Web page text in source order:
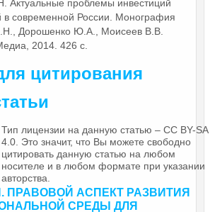
Актуальные проблемы инвестиций
в современной России. Монография
Дорошенко Ю.А., Моисеев В.В.
2014. 426 с.
цитирования
Тип лицензии на данную статью – CC BY-SA
4.0. Это значит, что Вы можете свободно
цитировать данную статью на любом
носителе и в любом формате при указании
авторства.
ПРАВОВОЙ АСПЕКТ РАЗВИТИЯ
СРЕДЫ ДЛЯ